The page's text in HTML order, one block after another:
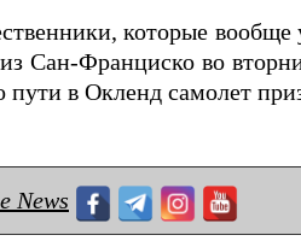
которые
Сан-Франциско во
пути в Окленд самолет
News